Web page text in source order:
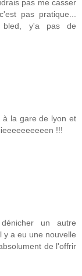
pas me casser
pas pratique...
bled, y'a pas de
à la gare de lyon et
!!!
un autre
y a eu une nouvelle
de l'offrir